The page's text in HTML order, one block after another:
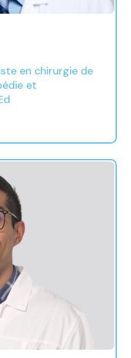
en chirurgie de
et